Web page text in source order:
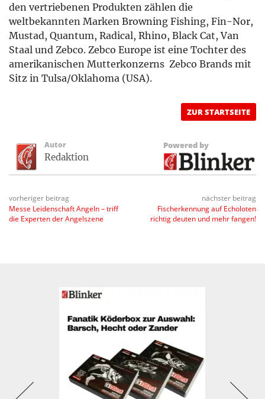
den vertriebenen Produkten zählen die
weltbekannten Marken Browning Fishing, Fin-Nor,
Mustad, Quantum, Radical, Rhino, Black Cat, Van
Staal und Zebco. Zebco Europe ist eine Tochter des
amerikanischen Mutterkonzerns Zebco Brands mit
Sitz in Tulsa/Oklahoma (USA).
ZUR STARTSEITE
Autor
Redaktion
Powered by
vorheriger beitrag
Messe Leidenschaft Angeln – triff
die Experten der Angelszene
nächster beitrag
Fischerkennung auf Echoloten
richtig deuten und mehr fangen!